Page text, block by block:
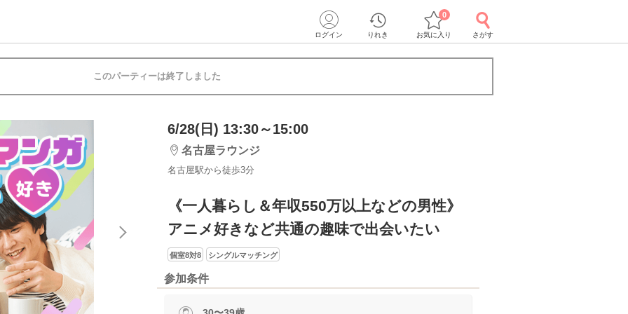
ログイン りれき お気に入り
0
さがす
このパーティーは終了しました
6/28(日) 13:30～15:00
名古屋ラウンジ
名古屋駅から徒歩3分
《一人暮らし＆年収550万以上などの男性》
アニメ好きなど共通の趣味で出会いたい
個室8対8 シングルマッチング
参加条件